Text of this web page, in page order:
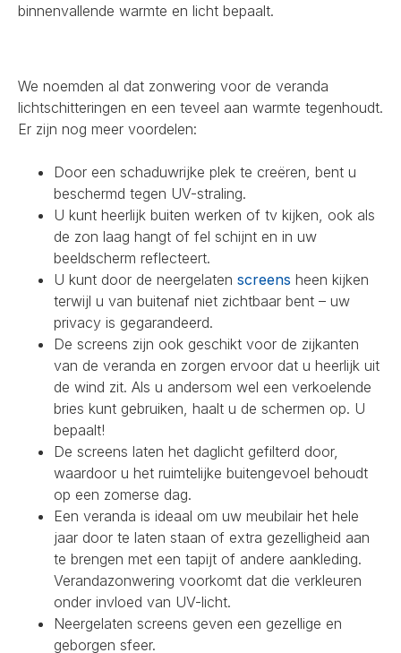
binnenvallende warmte en licht bepaalt.
We noemden al dat zonwering voor de veranda
lichtschitteringen en een teveel aan warmte tegenhoudt.
Er zijn nog meer voordelen:
Door een schaduwrijke plek te creëren, bent u
beschermd tegen UV-straling.
U kunt heerlijk buiten werken of tv kijken, ook als
de zon laag hangt of fel schijnt en in uw
beeldscherm reflecteert.
U kunt door de neergelaten screens heen kijken
terwijl u van buitenaf niet zichtbaar bent – uw
privacy is gegarandeerd.
De screens zijn ook geschikt voor de zijkanten
van de veranda en zorgen ervoor dat u heerlijk uit
de wind zit. Als u andersom wel een verkoelende
bries kunt gebruiken, haalt u de schermen op. U
bepaalt!
De screens laten het daglicht gefilterd door,
waardoor u het ruimtelijke buitengevoel behoudt
op een zomerse dag.
Een veranda is ideaal om uw meubilair het hele
jaar door te laten staan of extra gezelligheid aan
te brengen met een tapijt of andere aankleding.
Verandazonwering voorkomt dat die verkleuren
onder invloed van UV-licht.
Neergelaten screens geven een gezellige en
geborgen sfeer.